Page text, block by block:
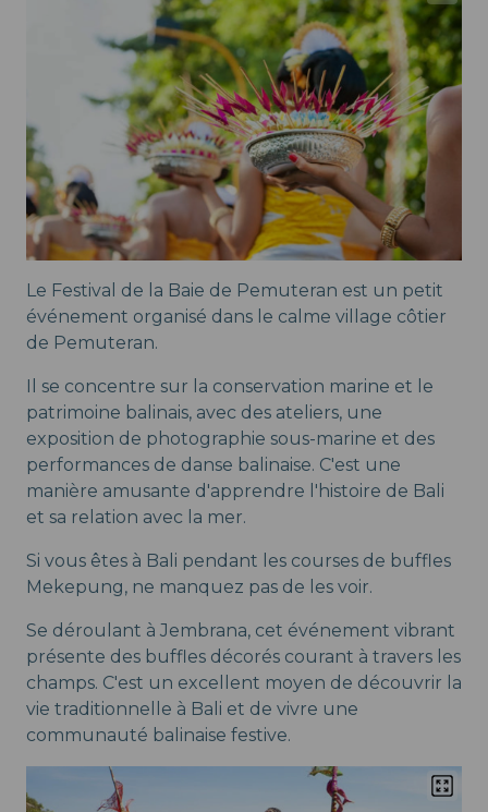
Le Festival de la Baie de Pemuteran est un petit
événement organisé dans le calme village côtier
de Pemuteran.
Il se concentre sur la conservation marine et le
patrimoine balinais, avec des ateliers, une
exposition de photographie sous-marine et des
performances de danse balinaise. C'est une
manière amusante d'apprendre l'histoire de Bali
et sa relation avec la mer.
Si vous êtes à Bali pendant les courses de buffles
Mekepung, ne manquez pas de les voir.
Se déroulant à Jembrana, cet événement vibrant
présente des buffles décorés courant à travers les
champs. C'est un excellent moyen de découvrir la
vie traditionnelle à Bali et de vivre une
communauté balinaise festive.